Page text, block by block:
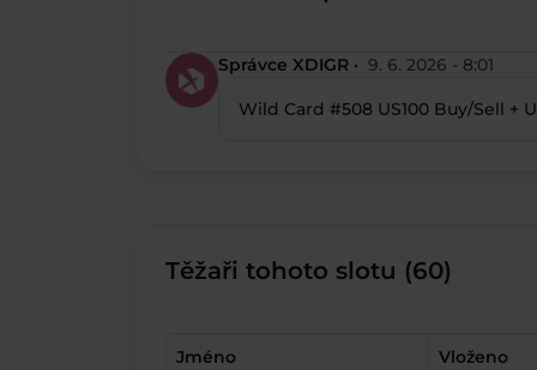
Správce XDIGR · 9. 6. 2026 - 8:01
Wild Card #508 US100 Buy/Sell +
Těžaři tohoto slotu (60)
Jméno Vloženo